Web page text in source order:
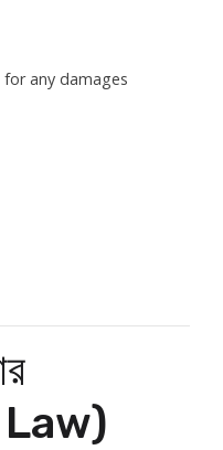
for any damages